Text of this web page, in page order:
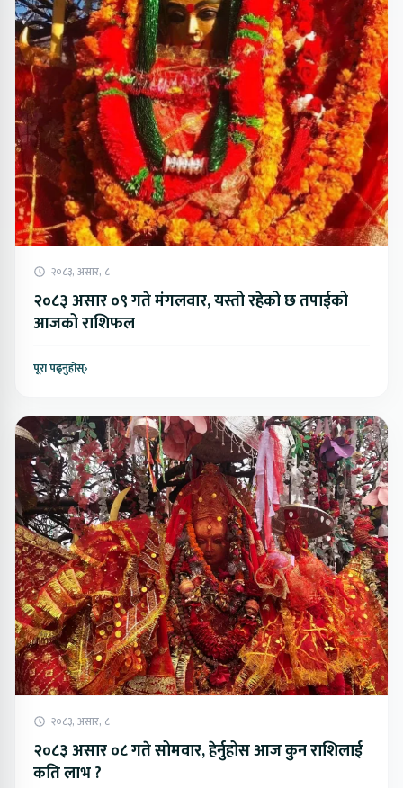
२०८३, असार, ८
२०८३ असार ०९ गते मंगलवार, यस्तो रहेको छ तपाईको
आजको राशिफल
पूरा पढ्नुहोस्›
२०८३, असार, ८
२०८३ असार ०८ गते सोमवार, हेर्नुहोस आज कुन राशिलाई
कति लाभ ?